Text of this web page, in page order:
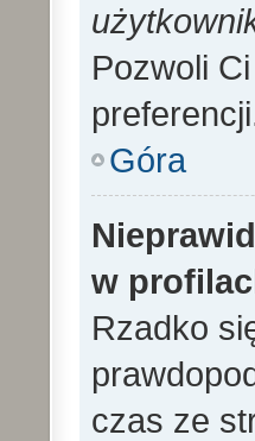
Pozwoli
Góra
w
Rzadko
czas ze